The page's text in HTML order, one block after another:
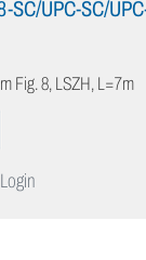
SC/UPC-SC/
Fig. 8, LSZH, L=7m